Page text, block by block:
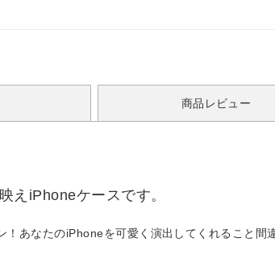
商品レビュー
えiPhoneケースです。
あなたのiPhoneを可愛く演出してくれること間